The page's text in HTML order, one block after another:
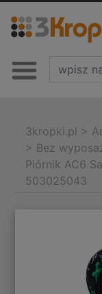
3kropki.pl >
> Bez
Piórnik AC6
503025043